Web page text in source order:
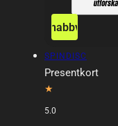
Snabbvy
Försäljare:
SPINDISC
Presentkort
5.0